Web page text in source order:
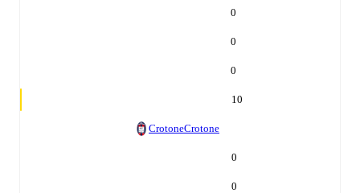
0
0
0
10
CrotoneCrotone
0
0